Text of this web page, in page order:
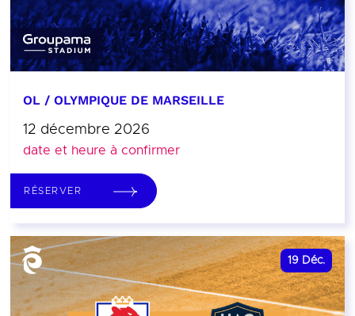
OL / OLYMPIQUE DE MARSEILLE
12 décembre 2026
date et heure à confirmer
RÉSERVER
19 Déc.